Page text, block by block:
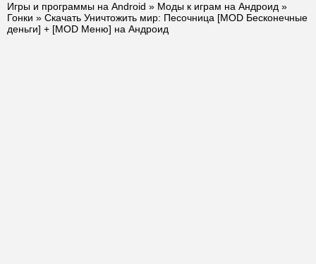
Игры и программы на Android » Моды к играм на Андроид »
Гонки » Скачать Уничтожить мир: Песочница [MOD Бесконечные
деньги] + [MOD Меню] на Андроид